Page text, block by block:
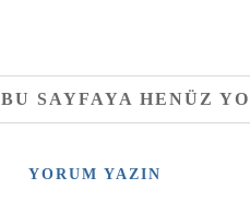
BU SAYFAYA HENÜZ
YORUM YAZIN